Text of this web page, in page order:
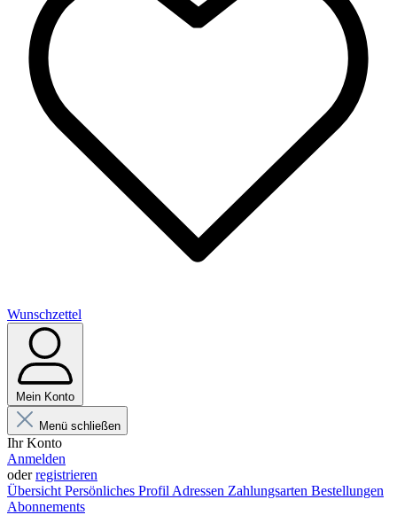
Wunschzettel
Mein Konto
Menü schließen
Ihr Konto
Anmelden
oderregistrieren
Übersicht Persönliches Profil Adressen Zahlungsarten Bestellungen
Abonnements